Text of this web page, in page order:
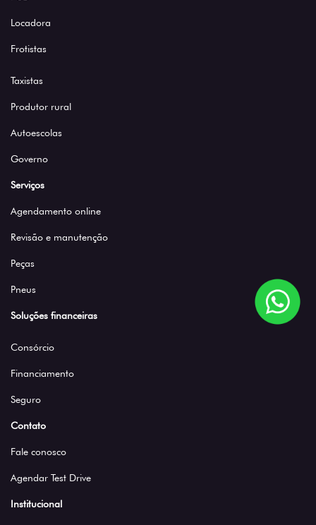
Locadora
Frotistas
Taxistas
Produtor rural
Autoescolas
Governo
Serviços
Agendamento online
Revisão e manutenção
Peças
Pneus
Soluções financeiras
Consórcio
Financiamento
Seguro
Contato
Fale conosco
Agendar Test Drive
Institucional